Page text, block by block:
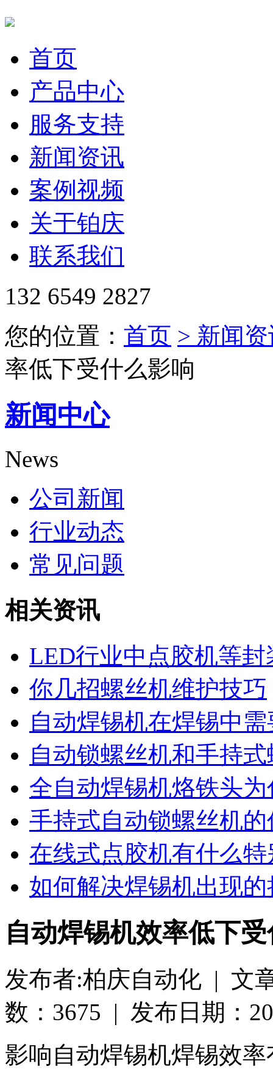
首页
产品中心
服务支持
新闻资讯
案例视频
关于铂庆
联系我们
132 6549 2827
您的位置： 首页 > 新闻
率低下受什么影响
新闻中心
News
公司新闻
行业动态
常见问题
相关资讯
LED行业中点胶机等
你几招螺丝机维护技巧
自动焊锡机在焊锡中
自动锁螺丝机和手持
全自动焊锡机烙铁头
手持式自动锁螺丝机
在线式点胶机有什么特
如何解决焊锡机出现
自动焊锡机效率低下
发布者:柏庆自动化 | 文
数：3675 | 发布日期：
影响自动焊锡机焊锡效